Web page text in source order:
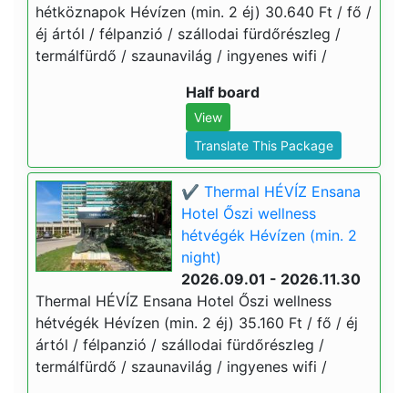
hétköznapok Hévízen (min. 2 éj) 30.640 Ft / fő /
éj ártól / félpanzió / szállodai fürdőrészleg /
termálfürdő / szaunavilág / ingyenes wifi /
Half board
View
Translate This Package
✔️ Thermal HÉVÍZ Ensana
Hotel Őszi wellness
hétvégék Hévízen (min. 2
night)
2026.09.01 - 2026.11.30
Thermal HÉVÍZ Ensana Hotel Őszi wellness
hétvégék Hévízen (min. 2 éj) 35.160 Ft / fő / éj
ártól / félpanzió / szállodai fürdőrészleg /
termálfürdő / szaunavilág / ingyenes wifi /